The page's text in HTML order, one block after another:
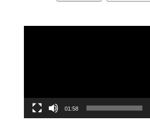
01:58